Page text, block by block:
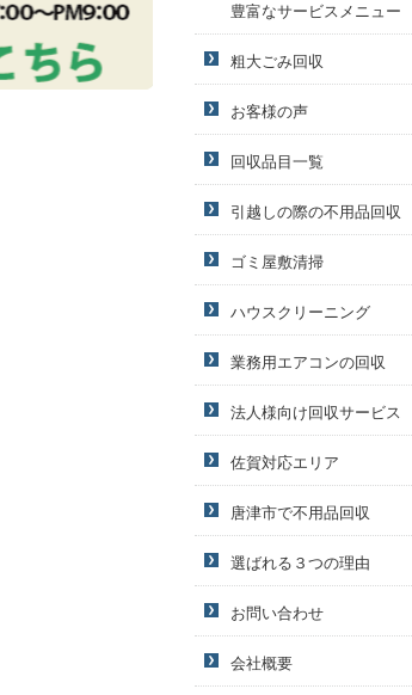
豊富なサービスメニュー
粗大ごみ回収
お客様の声
回収品目一覧
引越しの際の不用品回収
ゴミ屋敷清掃
ハウスクリーニング
業務用エアコンの回収
法人様向け回収サービス
佐賀対応エリア
唐津市で不用品回収
選ばれる３つの理由
お問い合わせ
会社概要